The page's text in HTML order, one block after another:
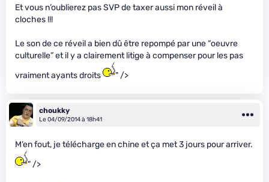
Et vous n’oublierez pas SVP de taxer aussi mon réveil à
cloches !!!
Le son de ce réveil a bien dû être repompé par une “oeuvre
culturelle” et il y a clairement litige à compenser pour les pas
vraiment ayants droits
" />
choukky
Le 04/09/2014 à 18h41
M’en fout, je télécharge en chine et ça met 3 jours pour arriver.
" />